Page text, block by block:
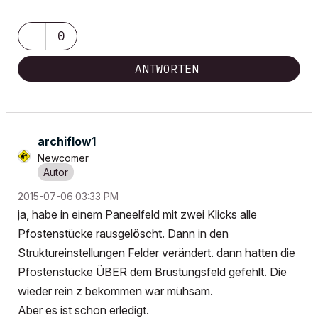
0
ANTWORTEN
archiflow1
Newcomer
‎2015-07-06 03:33 PM
ja, habe in einem Paneelfeld mit zwei Klicks alle
Pfostenstücke rausgelöscht. Dann in den
Struktureinstellungen Felder verändert. dann hatten die
Pfostenstücke ÜBER dem Brüstungsfeld gefehlt. Die
wieder rein z bekommen war mühsam.
Aber es ist schon erledigt.